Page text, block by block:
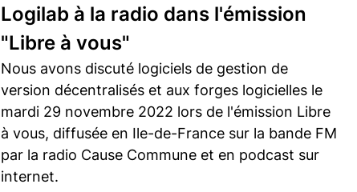
Logilab à la radio dans l'émission
"Libre à vous"
Nous avons discuté logiciels de gestion de
version décentralisés et aux forges logicielles le
mardi 29 novembre 2022 lors de l'émission Libre
à vous, diffusée en Ile-de-France sur la bande FM
par la radio Cause Commune et en podcast sur
internet.